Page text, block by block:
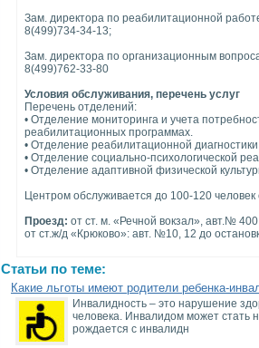
Зам. директора по реабилитационной
8(499)734-34-13;
Зам. директора по организационным
8(499)762-33-80
Условия обслуживания, перечень услуг
Перечень отделений:
• Отделение мониторинга и учета
реабилитационных программах.
• Отделение реабилитационной
• Отделение социально-психологической
• Отделение адаптивной физической
Центром обслуживается до 100-120
Проезд: от ст. м. «Речной вокзал», авт.№
от ст.ж/д «Крюково»: авт. №10, 12 до
Статьи по теме:
Какие льготы имеют родители ребенка-
Инвалидность – это нарушение
человека. Инвалидом может стать
рождается с инвалидн